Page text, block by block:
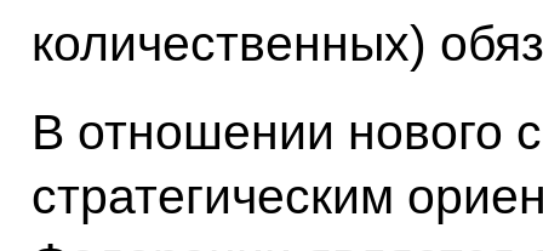
количественных)
В отношении нового
стратегическим